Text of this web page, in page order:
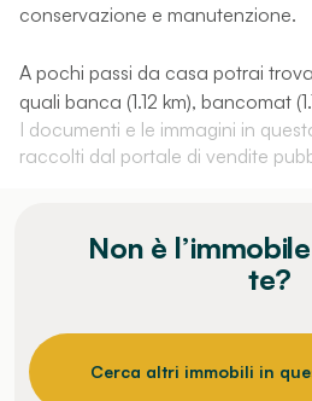
conservazione e manutenzione.
A pochi passi da casa potrai
quali banca (1.12 km), bancomat
I documenti e le immagini in
raccolti dal portale di vendite
Non è
te?
Cerca altri immobili in